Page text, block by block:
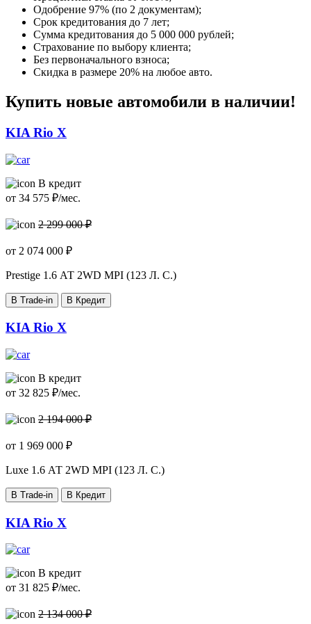
Одобрение 97% (по 2 документам);
Срок кредитования до 7 лет;
Сумма кредитования до 5 000 000 рублей;
Страхование по выбору клиента;
Без первоначального взноса;
Скидка в размере 20% на любое авто.
Купить новые автомобили в наличии!
KIA Rio X
В кредит
от 34 575 ₽/мес.
2 299 000 ₽
от 2 074 000 ₽
Prestige 1.6 АТ 2WD MPI (123 Л. C.)
В Trade-in В Кредит
KIA Rio X
В кредит
от 32 825 ₽/мес.
2 194 000 ₽
от 1 969 000 ₽
Luxe 1.6 АТ 2WD MPI (123 Л. C.)
В Trade-in В Кредит
KIA Rio X
В кредит
от 31 825 ₽/мес.
2 134 000 ₽